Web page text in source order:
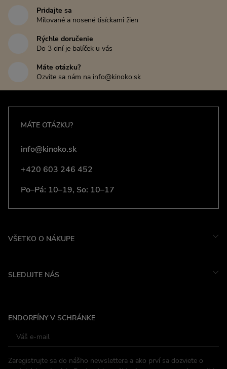
Pridajte sa
Milované a nosené tisíckami žien
Rýchle doručenie
Do 3 dní je balíček u vás
Máte otázku?
Ozvite sa nám na info@kinoko.sk
MÁTE OTÁZKU?
info@kinoko.sk
+420 603 246 452
Po–Pá: 10–19, So: 10–17
VŠETKO O NÁKUPE
SLEDUJTE NÁS
Facebook
ENDORFÍNY V SCHRÁNKE
Zaregistrujte sa do nášho newslettera a ako prví sa dozviete o